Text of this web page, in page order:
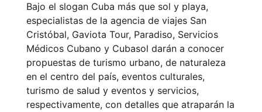
Bajo el slogan Cuba más que sol y playa,
especialistas de la agencia de viajes San
Cristóbal, Gaviota Tour, Paradiso, Servicios
Médicos Cubano y Cubasol darán a conocer
propuestas de turismo urbano, de naturaleza
en el centro del país, eventos culturales,
turismo de salud y eventos y servicios,
respectivamente, con detalles que atraparán la